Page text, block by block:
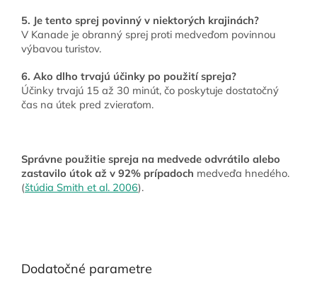
5. Je tento sprej povinný v niektorých krajinách?
V Kanade je obranný sprej proti medveďom povinnou
výbavou turistov.
6. Ako dlho trvajú účinky po použití spreja?
Účinky trvajú 15 až 30 minút, čo poskytuje dostatočný
čas na útek pred zvieraťom.
Správne použitie spreja na medvede odvrátilo alebo
zastavilo útok až v 92% prípadoch medveďa hnedého.
(štúdia Smith et al. 2006).
Dodatočné parametre